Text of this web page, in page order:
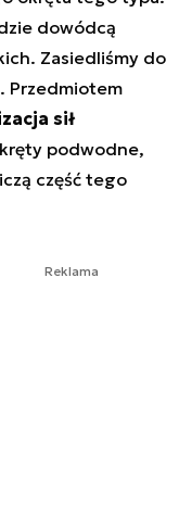
dowódcą
Zasiedliśmy do
Przedmiotem
sił
podwodne,
część tego
Reklama